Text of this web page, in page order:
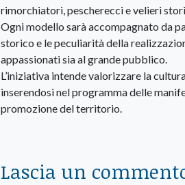
rimorchiatori, pescherecci e velieri
Ogni modello sarà accompagnato da
storico e le peculiarità della
appassionati sia al grande pubblico.
L’iniziativa intende valorizzare la
inserendosi nel programma delle
promozione del territorio.
Lascia un